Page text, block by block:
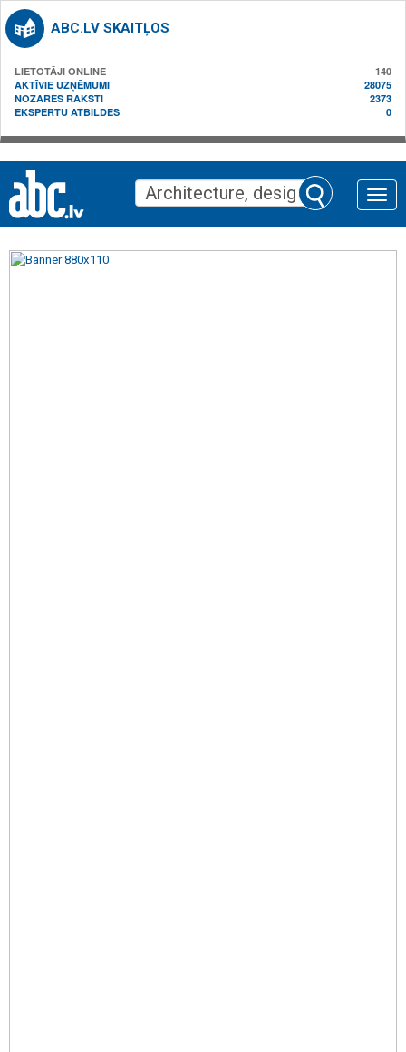
ABC.LV SKAITĻOS
LIETOTĀJI ONLINE
140
AKTĪVIE UZŅĒMUMI
28075
NOZARES RAKSTI
2373
EKSPERTU ATBILDES
0
Toggle